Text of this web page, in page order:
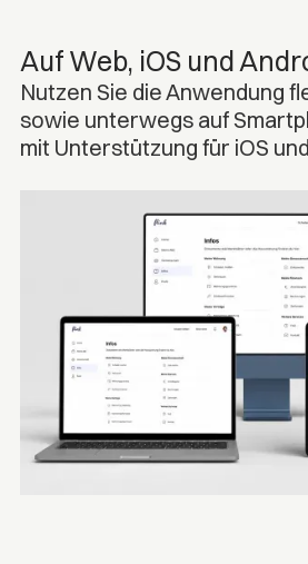
Auf Web, iOS und
Nutzen Sie die Anwendung
sowie unterwegs auf
mit Unterstützung für iOS